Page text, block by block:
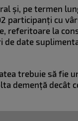
și, pe termen
participanți cu
referitoare la
de date
trebuie să fie
demență decât